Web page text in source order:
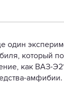
один
который
как ВАЗ-
амфибии.